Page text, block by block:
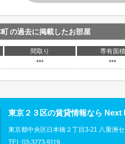
の過去に掲載したお部屋
間取り 専有面積
*** ***
東京２３区の賃貸情報なら Next
東京都中央区日本橋２丁目3-21 八重洲
TEL:03-3273-9119